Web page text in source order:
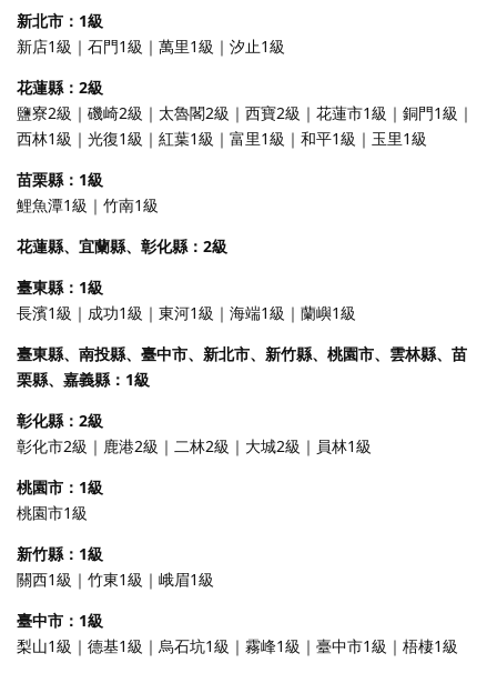
新北市：1級
新店1級｜石門1級｜萬里1級｜汐止1級
花蓮縣：2級
鹽寮2級｜磯崎2級｜太魯閣2級｜西寶2級｜花蓮市1級｜銅門1級｜
西林1級｜光復1級｜紅葉1級｜富里1級｜和平1級｜玉里1級
苗栗縣：1級
鯉魚潭1級｜竹南1級
花蓮縣、宜蘭縣、彰化縣：2級
臺東縣：1級
長濱1級｜成功1級｜東河1級｜海端1級｜蘭嶼1級
臺東縣、南投縣、臺中市、新北市、新竹縣、桃園市、雲林縣、苗
栗縣、嘉義縣：1級
彰化縣：2級
彰化市2級｜鹿港2級｜二林2級｜大城2級｜員林1級
桃園市：1級
桃園市1級
新竹縣：1級
關西1級｜竹東1級｜峨眉1級
臺中市：1級
梨山1級｜德基1級｜烏石坑1級｜霧峰1級｜臺中市1級｜梧棲1級